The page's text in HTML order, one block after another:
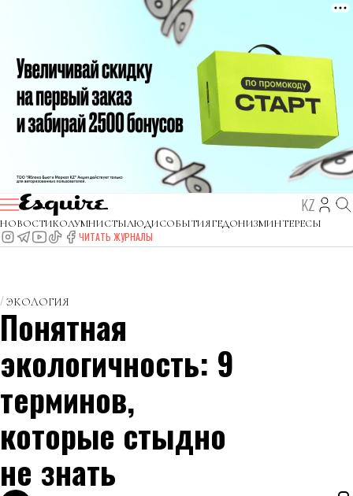
KZ
НОВОСТИКОЛУМНИСТЫЛЮДИСОБЫТИЯГЕДОНИЗМИНТЕРЕСЫ
ЧИТАТЬ ЖУРНАЛЫ
ЭКОЛОГИЯ
Понятная
экологичность: 9
терминов,
которые стыдно
не знать